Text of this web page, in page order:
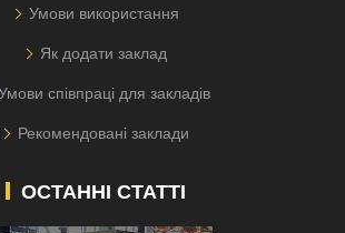
Умови використання
Як додати заклад
співпраці для закладів
Рекомендовані заклади
ОСТАННІ СТАТТІ